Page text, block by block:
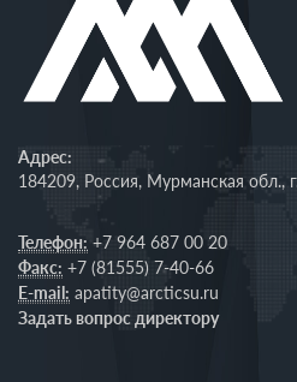
Адрес:
184209, Россия, Мурманская обл.,
Телефон: +7 964 687 00 20
Факс: +7 (81555) 7-40-66
E-mail: apatity@arcticsu.ru
Задать вопрос директору